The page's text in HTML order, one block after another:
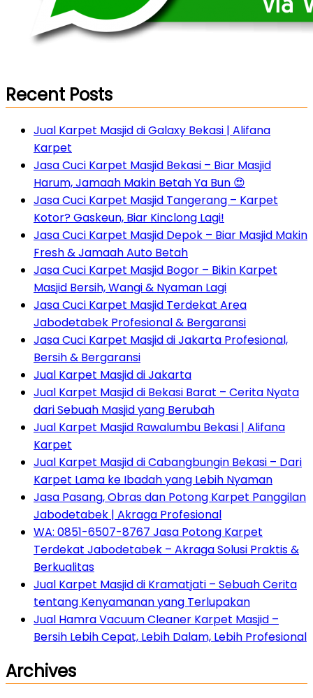
Recent Posts
Jual Karpet Masjid di Galaxy Bekasi | Alifana
Karpet
Jasa Cuci Karpet Masjid Bekasi – Biar Masjid
Harum, Jamaah Makin Betah Ya Bun 😍
Jasa Cuci Karpet Masjid Tangerang – Karpet
Kotor? Gaskeun, Biar Kinclong Lagi!
Jasa Cuci Karpet Masjid Depok – Biar Masjid Makin
Fresh & Jamaah Auto Betah
Jasa Cuci Karpet Masjid Bogor – Bikin Karpet
Masjid Bersih, Wangi & Nyaman Lagi
Jasa Cuci Karpet Masjid Terdekat Area
Jabodetabek Profesional & Bergaransi
Jasa Cuci Karpet Masjid di Jakarta Profesional,
Bersih & Bergaransi
Jual Karpet Masjid di Jakarta
Jual Karpet Masjid di Bekasi Barat – Cerita Nyata
dari Sebuah Masjid yang Berubah
Jual Karpet Masjid Rawalumbu Bekasi | Alifana
Karpet
Jual Karpet Masjid di Cabangbungin Bekasi – Dari
Karpet Lama ke Ibadah yang Lebih Nyaman
Jasa Pasang, Obras dan Potong Karpet Panggilan
Jabodetabek | Akraga Profesional
WA: 0851-6507-8767 Jasa Potong Karpet
Terdekat Jabodetabek – Akraga Solusi Praktis &
Berkualitas
Jual Karpet Masjid di Kramatjati – Sebuah Cerita
tentang Kenyamanan yang Terlupakan
Jual Hamra Vacuum Cleaner Karpet Masjid –
Bersih Lebih Cepat, Lebih Dalam, Lebih Profesional
Archives